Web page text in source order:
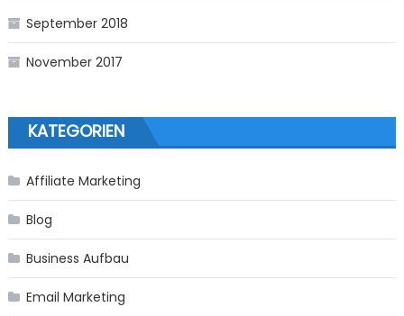
September 2018
November 2017
KATEGORIEN
Affiliate Marketing
Blog
Business Aufbau
Email Marketing